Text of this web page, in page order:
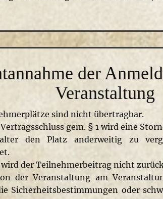
der
Veranstaltung
sind nicht übertragbar.
gem. § 1 wird eine
den Platz anderweitig zu
wird der Teilnehmerbeitrag nicht
der Veranstaltung am
Sicherheitsbestimmungen oder